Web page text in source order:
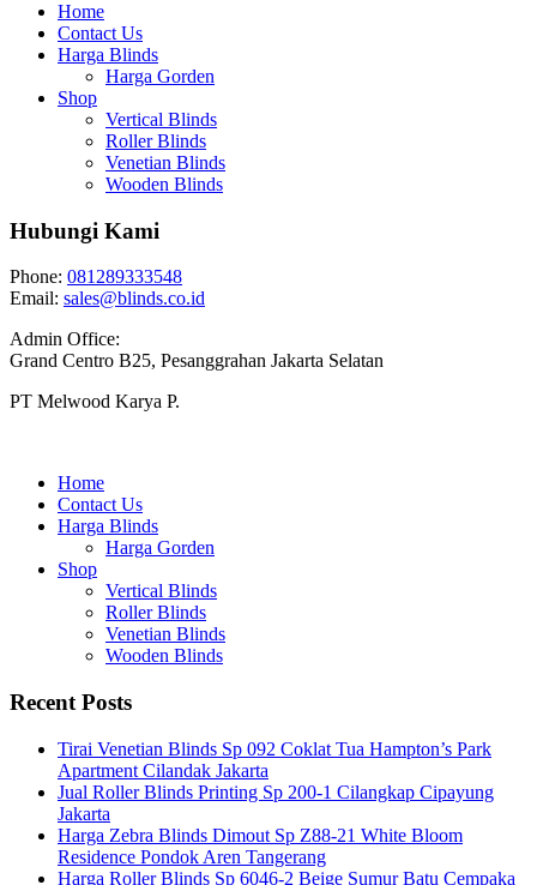
Home
Contact Us
Harga Blinds
Harga Gorden
Shop
Vertical Blinds
Roller Blinds
Venetian Blinds
Wooden Blinds
Hubungi Kami
Phone: 081289333548
Email: sales@blinds.co.id
Admin Office:
Grand Centro B25, Pesanggrahan Jakarta Selatan
PT Melwood Karya P.
Home
Contact Us
Harga Blinds
Harga Gorden
Shop
Vertical Blinds
Roller Blinds
Venetian Blinds
Wooden Blinds
Recent Posts
Tirai Venetian Blinds Sp 092 Coklat Tua Hampton’s Park
Apartment Cilandak Jakarta
Jual Roller Blinds Printing Sp 200-1 Cilangkap Cipayung
Jakarta
Harga Zebra Blinds Dimout Sp Z88-21 White Bloom
Residence Pondok Aren Tangerang
Harga Roller Blinds Sp 6046-2 Beige Sumur Batu Cempaka